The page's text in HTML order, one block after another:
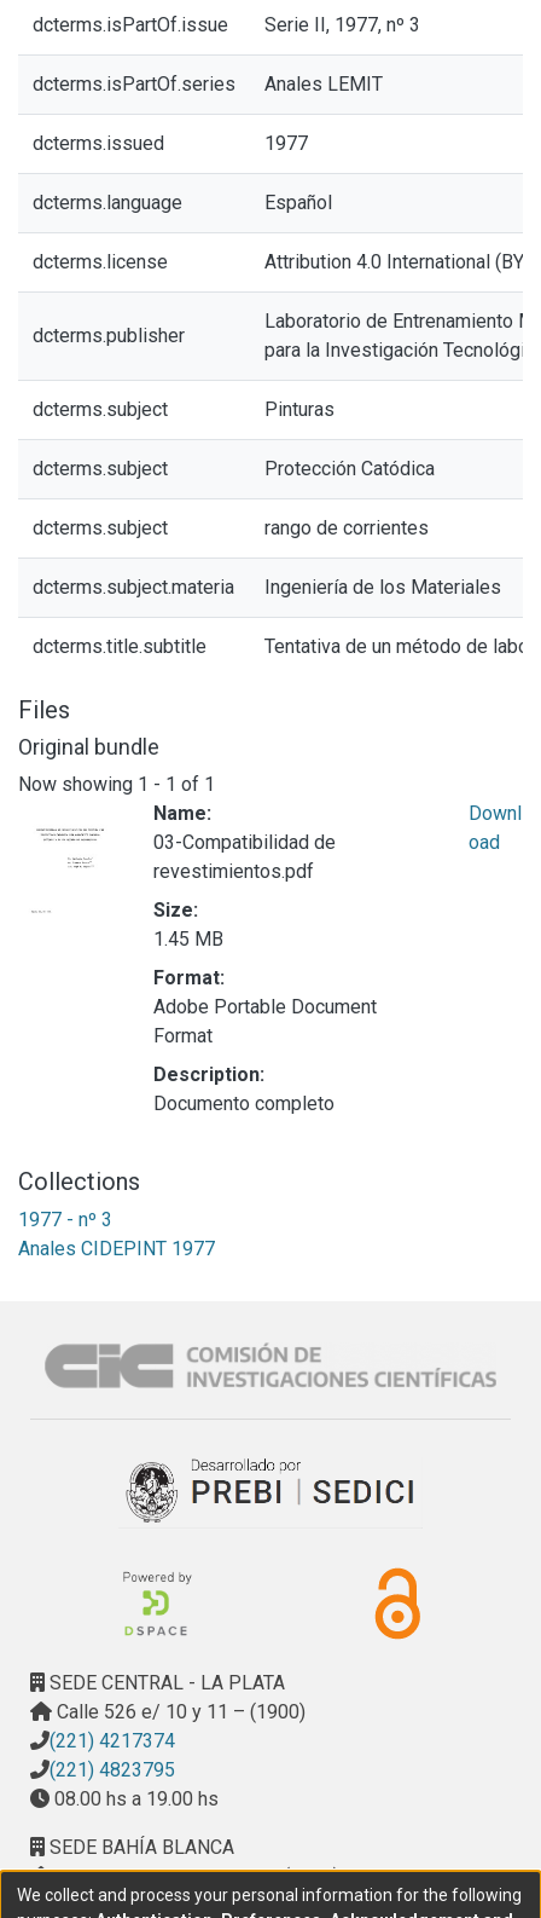
dcterms.isPartOf.issue Serie II, 1977, nº 3
dcterms.isPartOf.series Anales LEMIT
dcterms.issued 1977
dcterms.language Español
dcterms.license Attribution 4.0 International (BY
dcterms.publisher
Laboratorio de Entrenamiento
para la Investigación
dcterms.subject Pinturas
dcterms.subject Protección Catódica
dcterms.subject rango de corrientes
dcterms.subject.materia Ingeniería de los Materiales
dcterms.title.subtitle Tentativa de un método de
Files
Original bundle
Now showing 1 - 1 of 1
Name:
03-Compatibilidad de
revestimientos.pdf
Size:
1.45 MB
Format:
Adobe Portable Document
Format
Description:
Documento completo
Downl
oad
Collections
1977 - nº 3
Anales CIDEPINT 1977
SEDE CENTRAL - LA PLATA
Calle 526 e/ 10 y 11 – (1900)
(221) 4217374
(221) 4823795
08.00 hs a 19.00 hs
SEDE BAHÍA BLANCA
Calle Ciudad de Cali 320 – (8000). Universidad
Provincial del Sudoeste (UPSO)
We collect and process your personal information for the following